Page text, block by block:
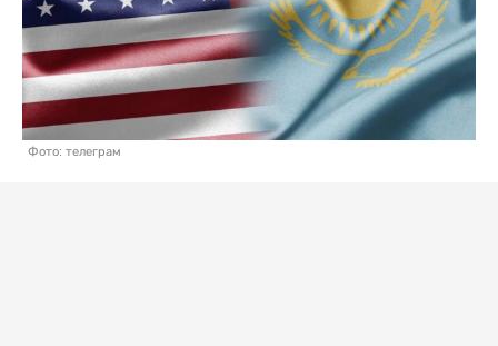
Фото: телеграм